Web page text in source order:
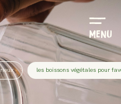
Menu
les boissons végétales pour